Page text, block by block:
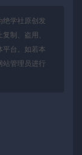
绝学社原创发
制、盗用、
平台。如若本
站管理员进行